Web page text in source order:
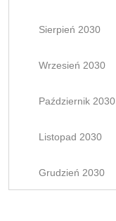
Sierpień 2030
Wrzesień 2030
Październik 2030
Listopad 2030
Grudzień 2030